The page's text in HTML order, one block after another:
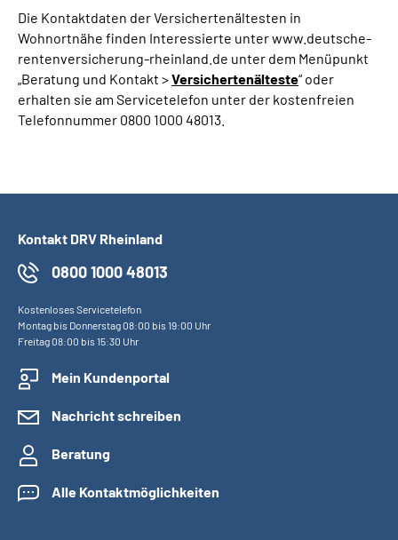
Die Kontaktdaten der Versichertenältesten in
Wohnortnähe finden Interessierte unter www.deutsche-
rentenversicherung-rheinland.de unter dem Menüpunkt
„Beratung und Kontakt >Versichertenälteste“ oder
erhalten sie am Servicetelefon unter der kostenfreien
Telefonnummer 0800 1000 48013.
Kontakt DRV Rheinland
0800 1000 48013
Kostenloses Servicetelefon
Montag bis Donnerstag 08:00 bis 19:00 Uhr
Freitag 08:00 bis 15:30 Uhr
Mein Kundenportal
Nachricht schreiben
Beratung
Alle Kontaktmöglichkeiten